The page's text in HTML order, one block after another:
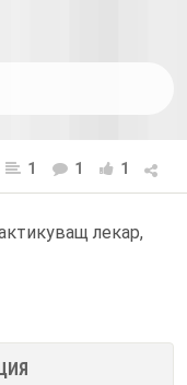
1 1 1
лекар,